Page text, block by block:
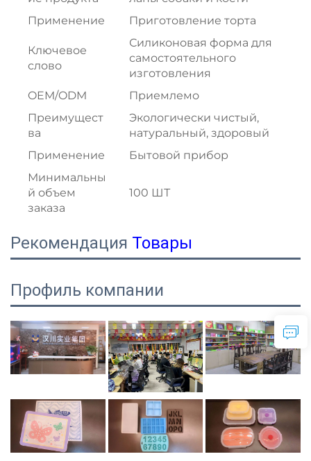
Применение
Приготовление торта
Ключевое
слово
Силиконовая форма для
самостоятельного
изготовления
OEM/ODM
Приемлемо
Преимущест
ва
Экологически чистый,
натуральный, здоровый
Применение
Бытовой прибор
Минимальны
й объем
заказа
100 ШТ
Рекомендация Товары
Профиль компании